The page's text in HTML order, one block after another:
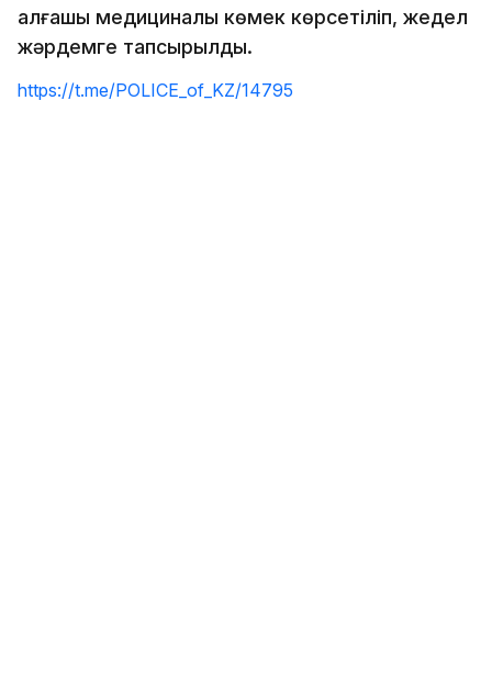
алғашқы медициналық көмек көрсетіліп, жедел
жәрдемге тапсырылды.
https://t.me/POLICE_of_KZ/14795